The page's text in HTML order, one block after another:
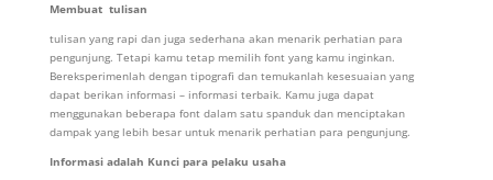
Membuat tulisan
tulisan yang rapi dan juga sederhana akan menarik perhatian para
pengunjung. Tetapi kamu tetap memilih font yang kamu inginkan.
Bereksperimenlah dengan tipografi dan temukanlah kesesuaian yang
dapat berikan informasi – informasi terbaik. Kamu juga dapat
menggunakan beberapa font dalam satu spanduk dan menciptakan
dampak yang lebih besar untuk menarik perhatian para pengunjung.
Informasi adalah Kunci para pelaku usaha